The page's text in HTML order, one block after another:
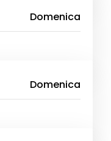
Domenica
Domenica